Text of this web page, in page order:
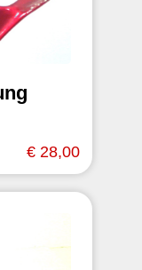
€ 28,00